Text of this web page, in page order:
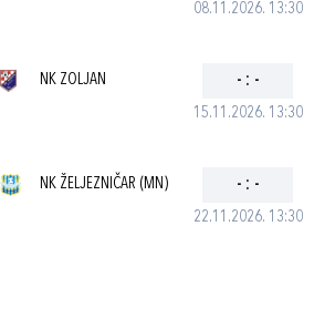
08.11.2026. 13:30
15.11.2026. 13:30
NK ZOLJAN - : -
22.11.2026. 13:30
NK ŽELJEZNIČAR (MN) - : -